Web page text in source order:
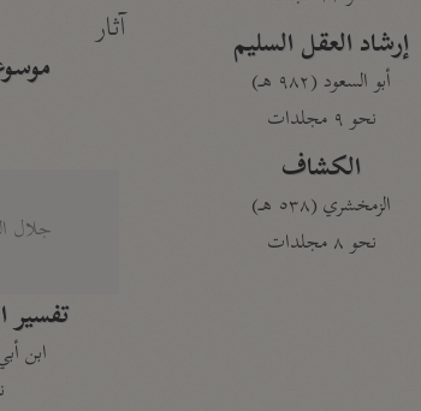
إرشاد العقل السليم
أبو السعود (٩٨٢ هـ)
نحو ٩ مجلدات
الكشاف
الزمخشري (٥٣٨ هـ)
نحو ٨ مجلدات
آثار
جلال
تفسير
ابن أبي